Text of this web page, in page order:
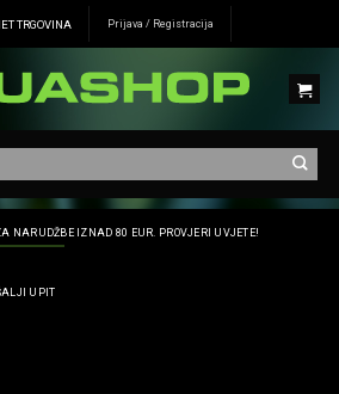
TRGOVINA Prijava / Registracija
NARUDŽBE IZNAD 80 EUR. PROVJERI UVJETE!
UPIT